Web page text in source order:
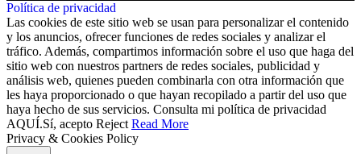
Política de privacidad
Las cookies de este sitio web se usan para personalizar el contenido
y los anuncios, ofrecer funciones de redes sociales y analizar el
tráfico. Además, compartimos información sobre el uso que haga del
sitio web con nuestros partners de redes sociales, publicidad y
análisis web, quienes pueden combinarla con otra información que
les haya proporcionado o que hayan recopilado a partir del uso que
haya hecho de sus servicios. Consulta mi política de privacidad
AQUÍ.Sí, acepto Reject Read More
Privacy & Cookies Policy